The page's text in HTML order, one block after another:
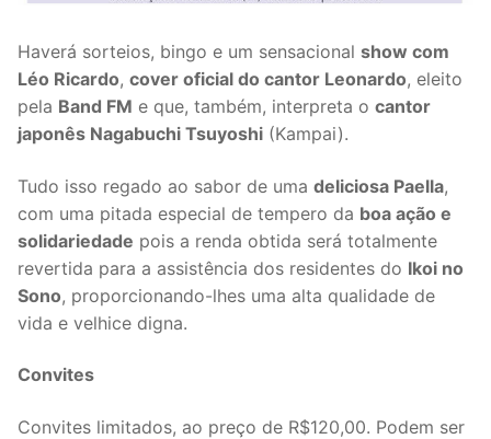
Haverá sorteios, bingo e um sensacional show com
Léo Ricardo, cover oficial do cantor Leonardo, eleito
pela Band FM e que, também, interpreta o cantor
japonês Nagabuchi Tsuyoshi (Kampai).
Tudo isso regado ao sabor de uma deliciosa Paella,
com uma pitada especial de tempero da boa ação e
solidariedade pois a renda obtida será totalmente
revertida para a assistência dos residentes do Ikoi no
Sono, proporcionando-lhes uma alta qualidade de
vida e velhice digna.
Convites
Convites limitados, ao preço de R$120,00. Podem ser